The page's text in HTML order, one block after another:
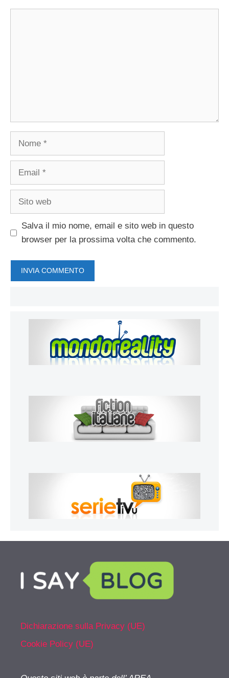
Nome
Email
Sito
Salva il mio nome, email e sito web in questo
browser per la prossima volta che commento.
Dichiarazione sulla Privacy (UE)
Cookie Policy (UE)